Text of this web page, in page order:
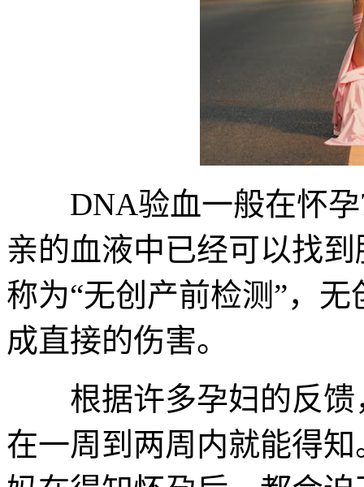
DNA验血一般在怀孕
亲的血液中已经可以找
称为“无创产前检测”，
成直接的伤害。
根据许多孕妇的反馈
在一周到两周内就能得